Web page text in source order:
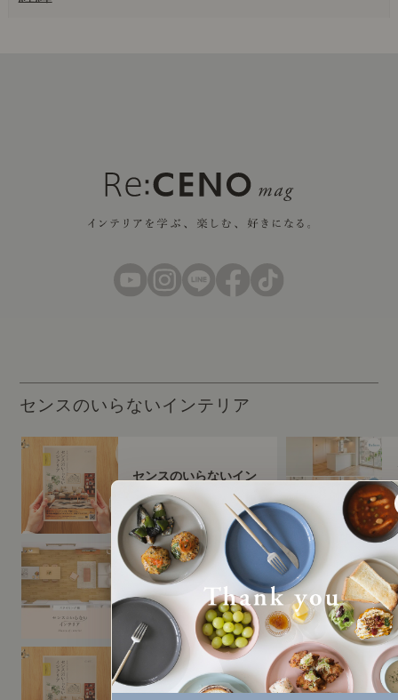
センスのいらないインテリア
センスのいらないイン
テリア（すべて）
センスのいらないイン
テリア｜ベーススタイ
リング編
センスのいらないイン